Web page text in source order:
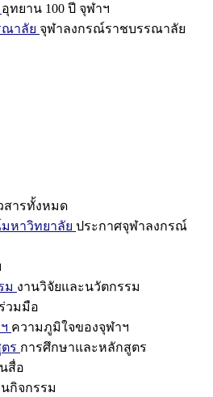
อุทยาน 100 ปี จุฬาฯ
ณาลัย จุฬาลงกรณ์ราชบรรณาลัย
สารทั้งหมด
หาวิทยาลัย ประกาศจุฬาลงกรณ์
ม งานวิจัยและนวัตกรรม
วมมือ
ความภูมิใจของจุฬาฯ
ร การศึกษาและหลักสูตร
สื่อ
กิจกรรม